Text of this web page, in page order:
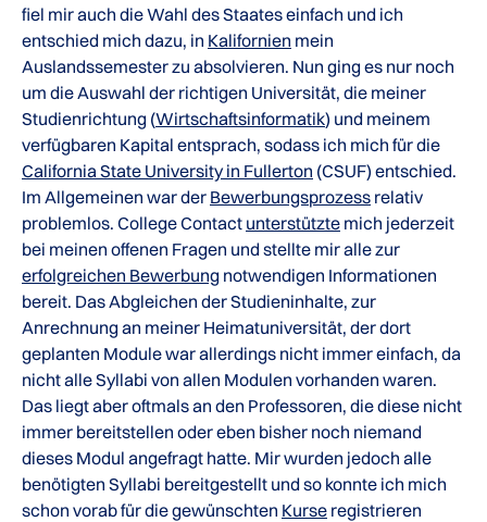
fiel mir auch die Wahl des Staates einfach und ich
entschied mich dazu, in Kalifornien mein
Auslandssemester zu absolvieren. Nun ging es nur noch
um die Auswahl der richtigen Universität, die meiner
Studienrichtung (Wirtschaftsinformatik) und meinem
verfügbaren Kapital entsprach, sodass ich mich für die
California State University in Fullerton (CSUF) entschied.
Im Allgemeinen war der Bewerbungsprozess relativ
problemlos. College Contact unterstützte mich jederzeit
bei meinen offenen Fragen und stellte mir alle zur
erfolgreichen Bewerbung notwendigen Informationen
bereit. Das Abgleichen der Studieninhalte, zur
Anrechnung an meiner Heimatuniversität, der dort
geplanten Module war allerdings nicht immer einfach, da
nicht alle Syllabi von allen Modulen vorhanden waren.
Das liegt aber oftmals an den Professoren, die diese nicht
immer bereitstellen oder eben bisher noch niemand
dieses Modul angefragt hatte. Mir wurden jedoch alle
benötigten Syllabi bereitgestellt und so konnte ich mich
schon vorab für die gewünschten Kurse registrieren